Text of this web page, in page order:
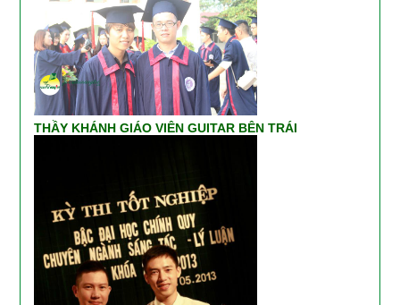
THẦY KHÁNH GIÁO VIÊN GUITAR BÊN TRÁI